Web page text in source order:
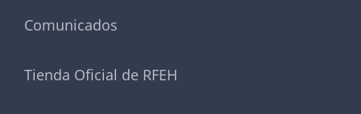
Comunicados
Tienda Oficial de RFEH